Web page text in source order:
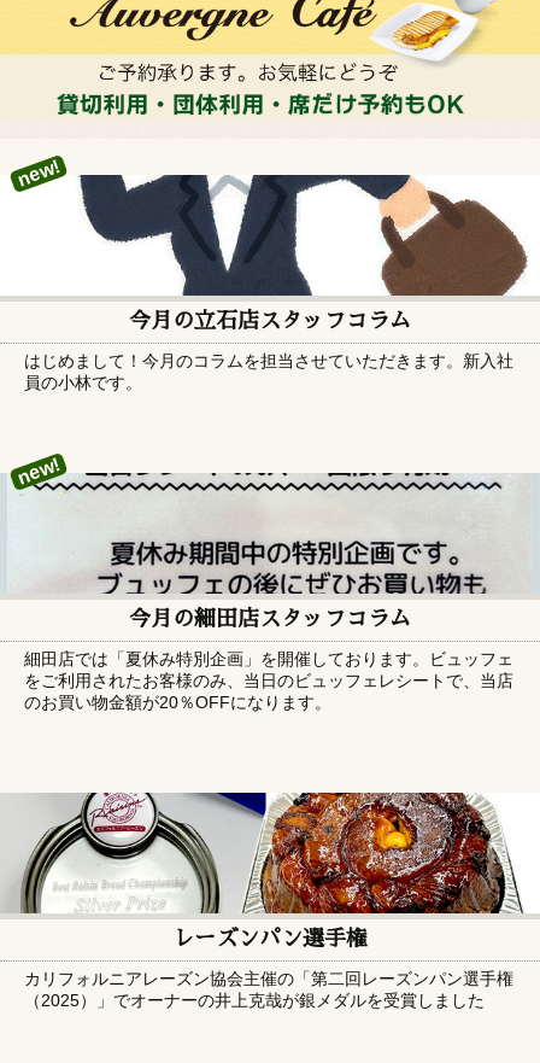
new!
今月の立石店スタッフコラム
はじめまして！今月のコラムを担当させていただきます。新入社
員の小林です。
new!
今月の細田店スタッフコラム
細田店では「夏休み特別企画」を開催しております。ビュッフェ
をご利用されたお客様のみ、当日のビュッフェレシートで、当店
のお買い物金額が20％OFFになります。
レーズンパン選手権
カリフォルニアレーズン協会主催の「第二回レーズンパン選手権
（2025）」でオーナーの井上克哉が銀メダルを受賞しました